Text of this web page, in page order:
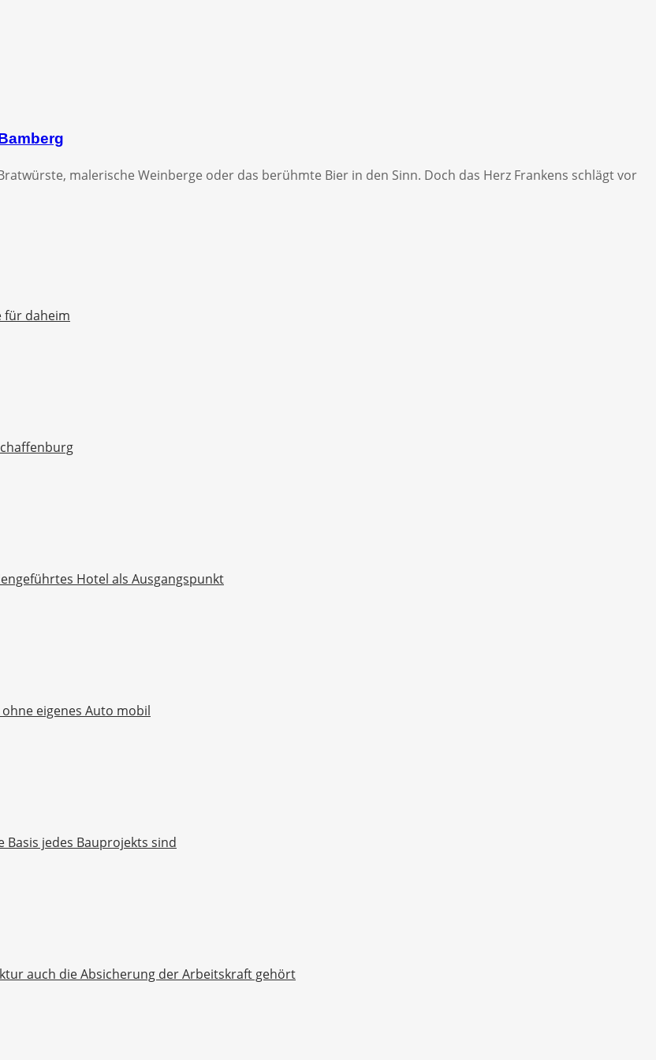
malerische Weinberge oder das berühmte Bier in den Sinn. Doch das Herz Frankens schlägt vor
für daheim
Hotel als Ausgangspunkt
eigenes Auto mobil
jedes Bauprojekts sind
auch die Absicherung der Arbeitskraft gehört